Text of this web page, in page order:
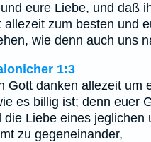
eure Liebe, und daß
allezeit zum besten und
wie denn auch uns
1:3
Gott danken allezeit um
es billig ist; denn euer
die Liebe eines jeglichen
zu gegeneinander,